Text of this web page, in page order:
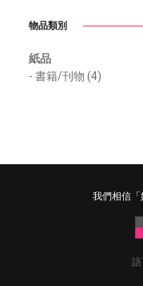
物品類別
紙品
- 書籍/刊物 (4)
我們相信「